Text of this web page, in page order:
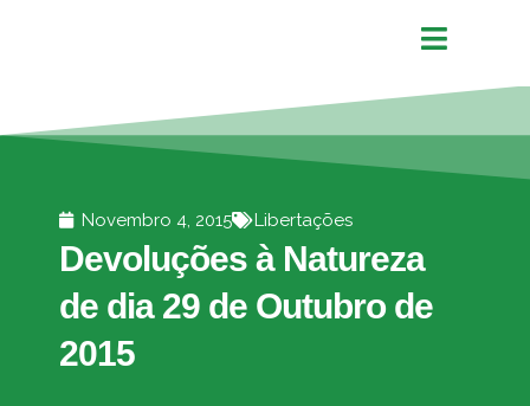
Novembro 4, 2015 Libertações
Devoluções à Natureza
de dia 29 de Outubro de
2015